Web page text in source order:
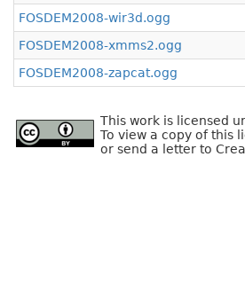
FOSDEM2008-wir3d.ogg
FOSDEM2008-xmms2.ogg
FOSDEM2008-zapcat.ogg
This work is licensed
To view a copy of this
or send a letter to